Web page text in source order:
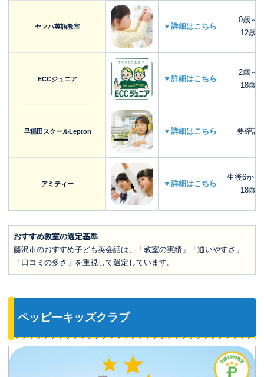
ヤマハ英語教室 ▼詳細はこちら
0歳～
12歳
ECCジュニア ▼詳細はこちら
2歳～
18歳
早稲田スクールLepton ▼詳細はこちら 要確認
アミティー ▼詳細はこちら
生後6か月
18歳
おすすめ教室の選定基準
藤沢市のおすすめ子ども英会話は、「教室の実績」「通いやすさ」
「口コミの多さ」を重視して選定しています。
ペッピーキッズクラブ